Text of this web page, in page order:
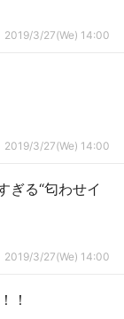
2019/3/27(We) 14:00
2019/3/27(We) 14:00
ぎる“匂わせイ
2019/3/27(We) 14:00
！